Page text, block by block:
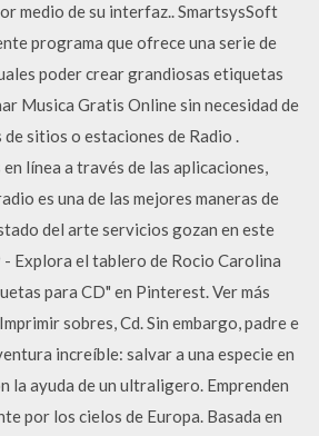
medio de su interfaz.. SmartsysSoft
programa que ofrece una serie de
poder crear grandiosas etiquetas
Musica Gratis Online sin necesidad de
sitios o estaciones de Radio .
línea a través de las aplicaciones,
es una de las mejores maneras de
del arte servicios gozan en este
Explora el tablero de Rocio Carolina
para CD" en Pinterest. Ver más
sobres, Cd. Sin embargo, padre e
increíble: salvar a una especie en
la ayuda de un ultraligero. Emprenden
por los cielos de Europa. Basada en